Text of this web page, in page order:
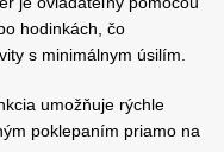
hodinkách, čo
s minimálnym úsilím.
umožňuje rýchle
poklepaním priamo na